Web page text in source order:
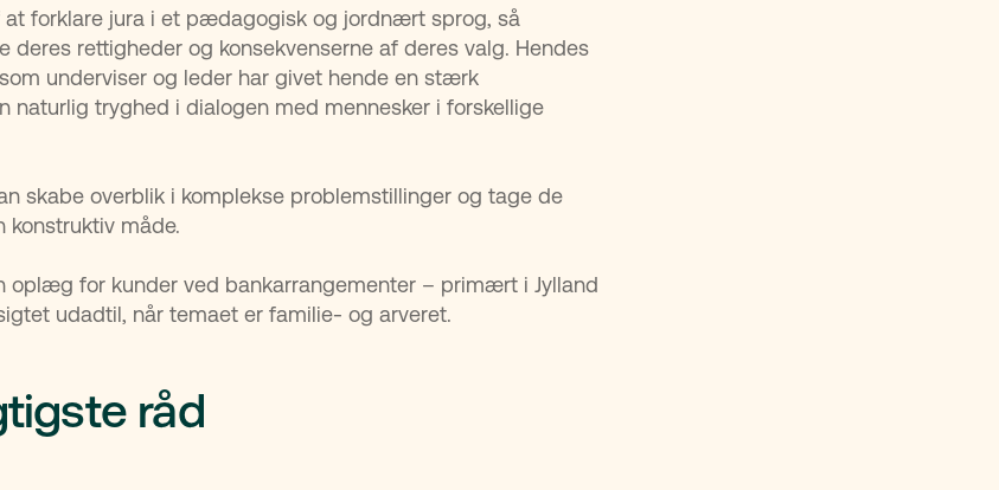
at forklare jura i et pædagogisk og jordnært sprog, så
deres rettigheder og konsekvenserne af deres valg. Hendes
underviser og leder har givet hende en stærk
naturlig tryghed i dialogen med mennesker i forskellige
skabe overblik i komplekse problemstillinger og tage de
måde.
oplæg for kunder ved bankarrangementer – primært i Jylland
udadtil, når temaet er familie- og arveret.
råd